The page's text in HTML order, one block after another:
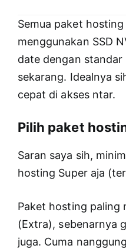
Semua paket
menggunakan SSD
date dengan
sekarang. Idealnya
cepat di akses ntar.
Pilih paket
Saran saya sih,
hosting Super aja
Paket hosting paling
(Extra), sebenarnya
juga. Cuma